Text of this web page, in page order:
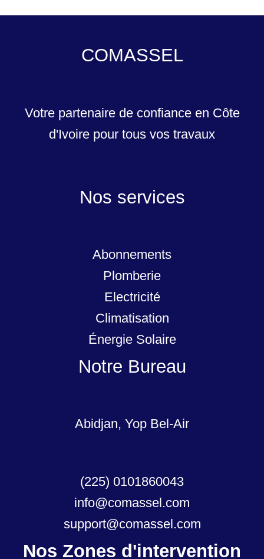
COMASSEL
Votre partenaire de confiance en Côte
d'Ivoire pour tous vos travaux
Nos services
Abonnements
Plomberie
Electricité
Climatisation
Énergie Solaire
Notre Bureau
Abidjan, Yop Bel-Air
(225) 0101860043
info@comassel.com
support@comassel.com
Nos Zones d'intervention